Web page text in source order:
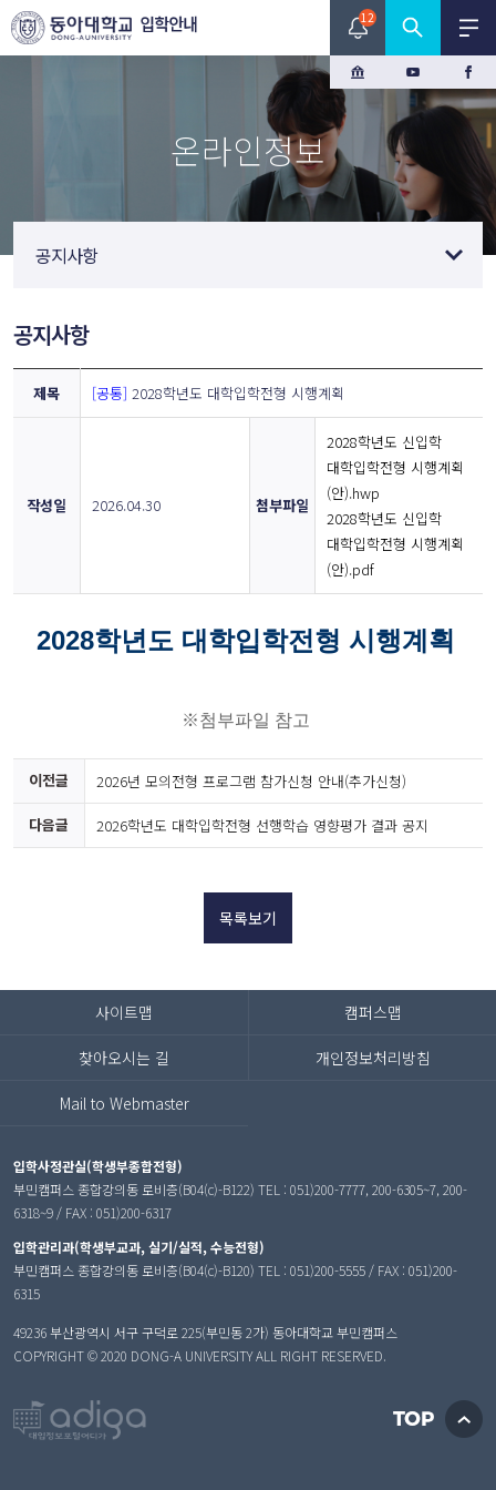
12
동아대학교 입학관리처 통합검색
검색
재외국민
온라인정보
대학소개
온라인정보
공지사항
공지사항
제목 [공통] 2028학년도 대학입학전형 시행계획
작성일 2026.04.30 첨부파일
2028학년도 신입학
대학입학전형 시행계획
(안).hwp
2028학년도 신입학
대학입학전형 시행계획
(안).pdf
2028학년도 대학입학전형 시행계획
※첨부파일 참고
이전글 2026년 모의전형 프로그램 참가신청 안내(추가신청)
다음글 2026학년도 대학입학전형 선행학습 영향평가 결과 공지
목록보기
사이트맵 캠퍼스맵
찾아오시는 길 개인정보처리방침
Mail to Webmaster
입학사정관실(학생부종합전형)
부민캠퍼스 종합강의동 로비층(B04(c)-B122) TEL : 051)200-7777, 200-6305~7, 200-
6318~9 / FAX : 051)200-6317
입학관리과(학생부교과, 실기/실적, 수능전형)
부민캠퍼스 종합강의동 로비층(B04(c)-B120) TEL : 051)200-5555 / FAX : 051)200-
6315
49236 부산광역시 서구 구덕로 225(부민동 2가) 동아대학교 부민캠퍼스
COPYRIGHT © 2020 DONG-A UNIVERSITY ALL RIGHT RESERVED.